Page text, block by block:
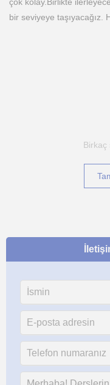
bir seviyeye taşıyacağız.
Birkaç